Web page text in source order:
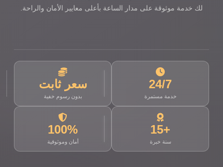
لك خدمة موثوقة على مدار الساعة بأعلى معايير الأمان والراحة.
24/7
خدمة مستمرة
سعر ثابت
بدون رسوم خفية
+15
سنة خبرة
100%
أمان وموثوقية